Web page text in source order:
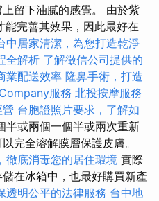
留下油膩的感覺。 由於紫
完善其效果，因此最好在
中居家清潔，為您打造乾淨
全解析 了解徵信公司提供的
業配送效率 隆鼻手術，打造
服務 北投按摩服務
營 台胞證照片要求，了解如
半或兩個一個半或兩次重新
完全溶解膜層保護皮膚。
徹底消毒您的居住環境 實際
在冰箱中，也最好購買新產
透明公平的法律服務 台中地